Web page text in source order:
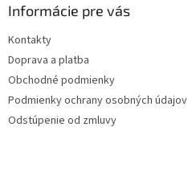
Informácie pre vás
Kontakty
Doprava a platba
Obchodné podmienky
Podmienky ochrany osobných údajov
Odstúpenie od zmluvy